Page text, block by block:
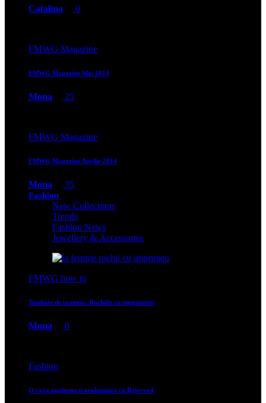
Catalina 0
FMWG Magazine
FMWG Magazine Mai 2014
Mona 25
FMWG Magazine
FMWG Magazine Aprilie 2014
Mona 35
Fashion
New Collections
Trends
Fashion News
Jewellery & Accessories
FMWG how to
Tendinte de toamna: Rochiile cu imprimeuri
Mona 0
Fashion
O vara moderna si neobisnuita cu Reserved